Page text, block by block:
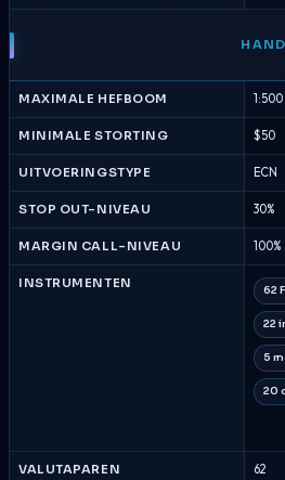
MAXIMALE HEFBOOM
MINIMALE STORTING $50
UITVOERINGSTYPE ECN
STOP OUT-NIVEAU 30%
MARGIN CALL-NIVEAU 100%
INSTRUMENTEN 62
22
5
20
VALUTAPAREN 62